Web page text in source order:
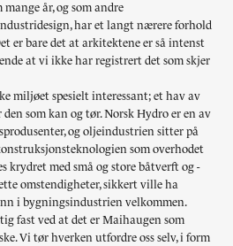
år, og som andre
har et langt nærere forhold
er bare det at arkitektene er så intenst
at vi ikke har registrert det som skjer
miljøet spesielt interessant; et hav av
som kan og tør. Norsk Hydro er en av
og oljeindustrien sitter på
som overhodet
krydret med små og store båtverft og -
omstendigheter, sikkert ville ha
i bygningsindustrien velkommen.
fast ved at det er Maihaugen som
Vi tør hverken utfordre oss selv, i form